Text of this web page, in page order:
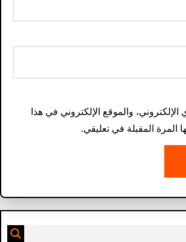
والموقع الإلكتروني في هذا
المرة المقبلة في تعليقي.